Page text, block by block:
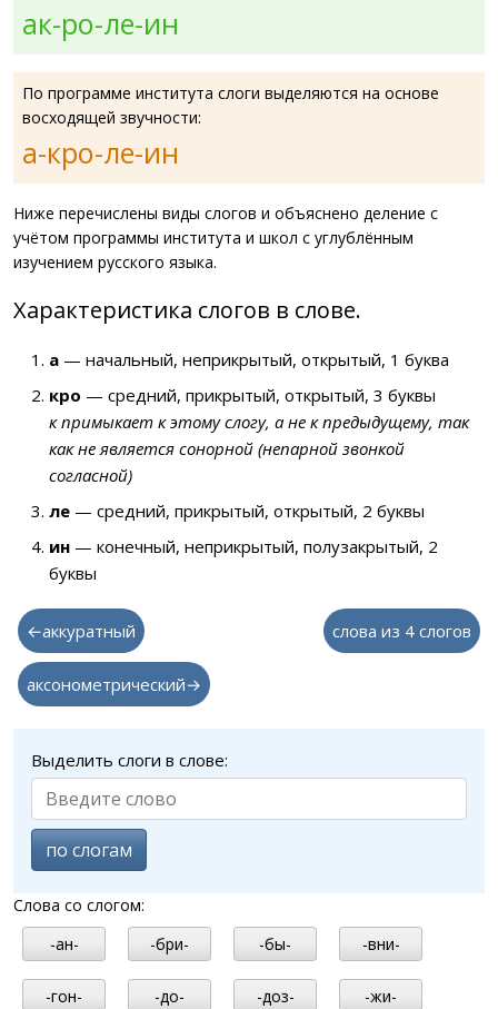
ак-ро-ле-ин
По программе института слоги выделяются на основе
восходящей звучности:
а-кро-ле-ин
Ниже перечислены виды слогов и объяснено деление с
учётом программы института и школ с углублённым
изучением русского языка.
Характеристика слогов в слове.
а — начальный, неприкрытый, открытый, 1 буква
кро — средний, прикрытый, открытый, 3 буквы
к примыкает к этому слогу, а не к предыдущему, так
как не является сонорной (непарной звонкой
согласной)
ле — средний, прикрытый, открытый, 2 буквы
ин — конечный, неприкрытый, полузакрытый, 2
буквы
←аккуратный слова из 4 слогов
аксонометрический→
Выделить слоги в слове:
по слогам
Слова со слогом:
-ан-
-бри- -бы- -вни-
-гон- -до- -доз- -жи-